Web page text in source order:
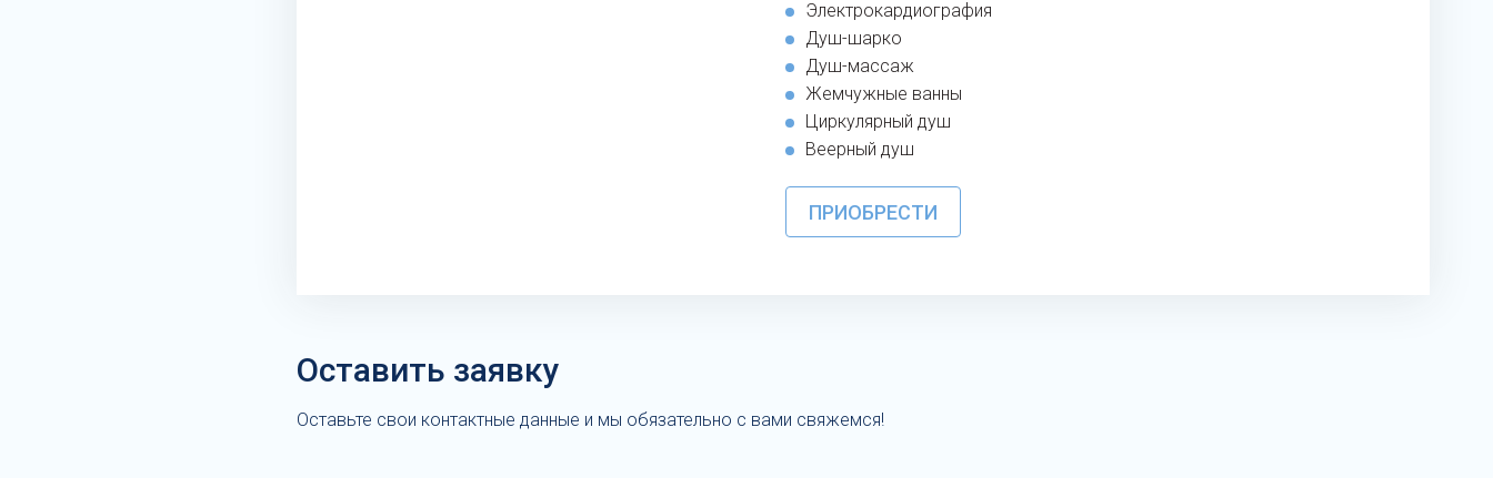
Электрокардиография
Душ-шарко
Душ-массаж
Жемчужные ванны
Циркулярный душ
Веерный душ
ПРИОБРЕСТИ
Оставить заявку
Оставьте свои контактные данные и мы обязательно с вами свяжемся!